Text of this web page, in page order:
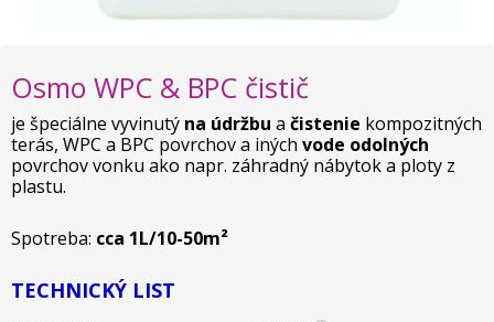
Osmo WPC & BPC čistič
je špeciálne vyvinutý na údržbu a čistenie kompozitných
terás, WPC a BPC povrchov a iných vode odolných
povrchov vonku ako napr. záhradný nábytok a ploty z
plastu.
Spotreba: cca 1L/10-50m²
TECHNICKÝ LIST